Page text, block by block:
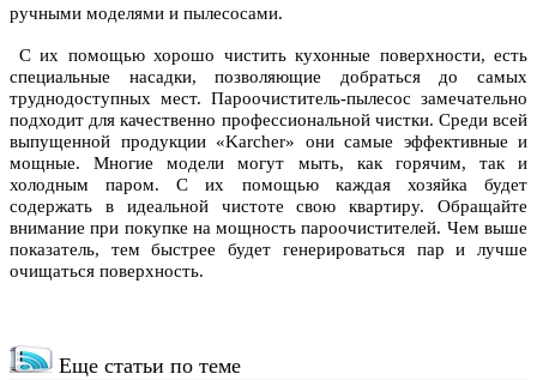
ручными моделями и пылесосами.
С их помощью хорошо чистить кухонные поверхности, есть
специальные насадки, позволяющие добраться до самых
труднодоступных мест. Пароочиститель-пылесос замечательно
подходит для качественно профессиональной чистки. Среди всей
выпущенной продукции «Karcher» они самые эффективные и
мощные. Многие модели могут мыть, как горячим, так и
холодным паром. С их помощью каждая хозяйка будет
содержать в идеальной чистоте свою квартиру. Обращайте
внимание при покупке на мощность пароочистителей. Чем выше
показатель, тем быстрее будет генерироваться пар и лучше
очищаться поверхность.
Еще статьи по теме